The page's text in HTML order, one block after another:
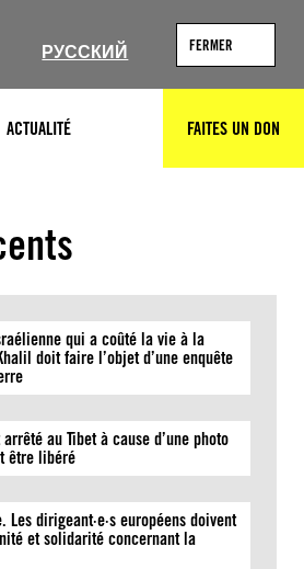
РУССКИЙ FERMER
ACTUALITÉ RECHERCHERFAITES UN DON
qui a coûté la vie à la
doit faire l’objet d’une enquête
au Tibet à cause d’une photo
être libéré
Les dirigeant·e·s européens doivent
et solidarité concernant la